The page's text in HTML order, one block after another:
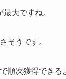
大ですね。
そうです。
順次獲得できる